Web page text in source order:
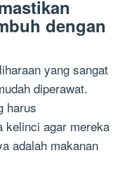
dengan
yang sangat
diperawat.
harus
kelinci agar mereka
adalah makanan